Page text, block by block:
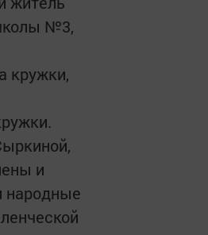
№3,
кружки,
и
народные